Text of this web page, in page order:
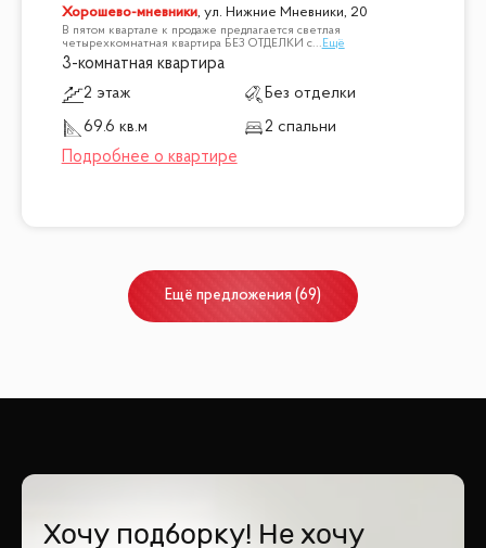
Хорошево-мневники, ул. Нижние Мневники, 20
В пятом квартале к продаже предлагается светлая
четырехкомнатная квартира БЕЗ ОТДЕЛКИ с... Ещё
3-комнатная квартира
2 этаж
Без отделки
69.6 кв.м
2 спальни
Ещё предложения (69)
Хочу подборку! Не хочу